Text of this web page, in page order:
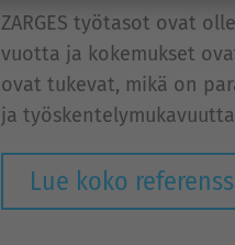
ZARGES työtasot ovat
vuotta ja kokemukset
ovat tukevat, mikä on
ja
Lue koko